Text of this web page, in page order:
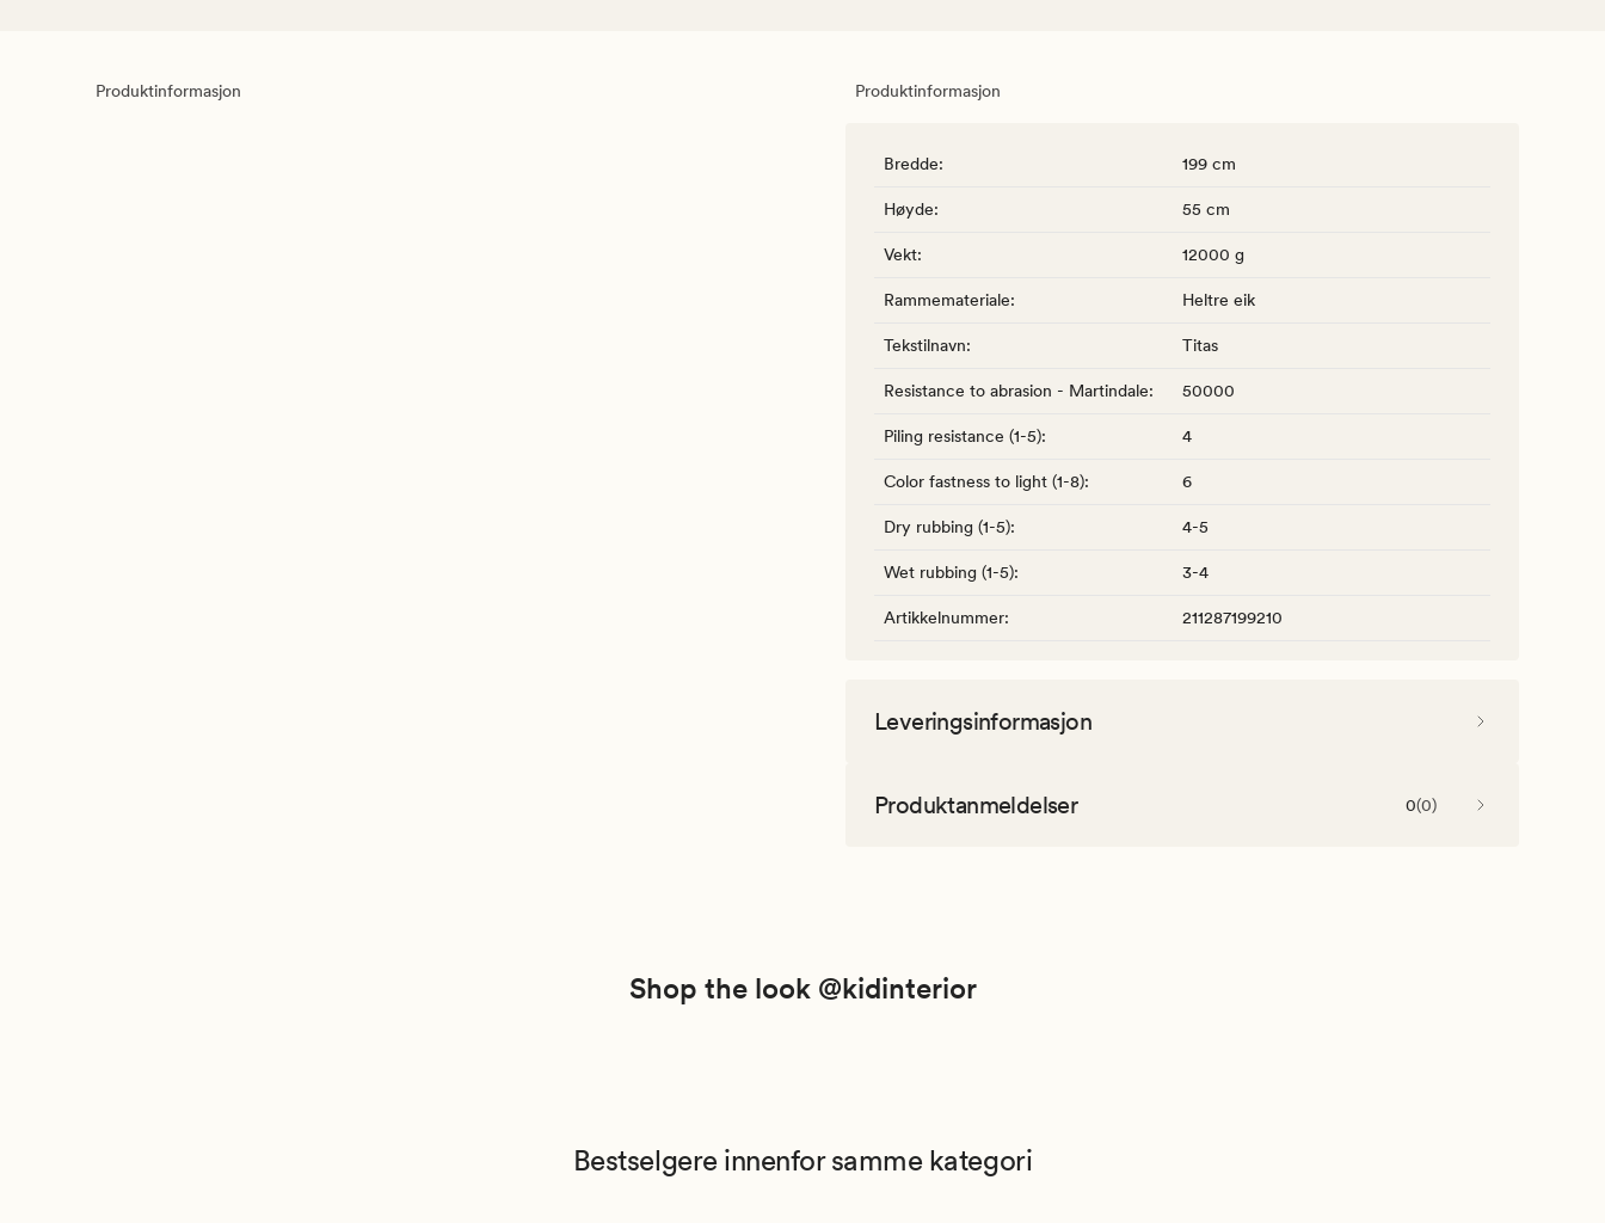
Produktinformasjon Produktinformasjon
Bredde: 199 cm
Høyde: 55 cm
Vekt: 12000 g
Rammemateriale: Heltre eik
Tekstilnavn: Titas
Resistance to abrasion - Martindale: 50000
Piling resistance (1-5): 4
Color fastness to light (1-8): 6
Dry rubbing (1-5): 4-5
Wet rubbing (1-5): 3-4
Artikkelnummer: 211287199210
Leveringsinformasjon
Produktanmeldelser 0(0)
Shop the look @kidinterior
Bestselgere innenfor samme kategori